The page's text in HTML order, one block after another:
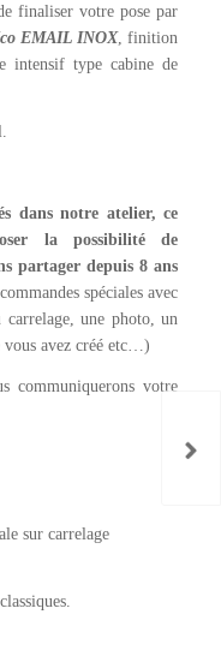
finaliser votre pose par
EMAIL INOX, finition
intensif type cabine de
dans notre atelier, ce
la possibilité de
partager depuis 8 ans
spéciales avec
carrelage, une photo, un
vous avez créé etc…)
communiquerons votre
sur carrelage